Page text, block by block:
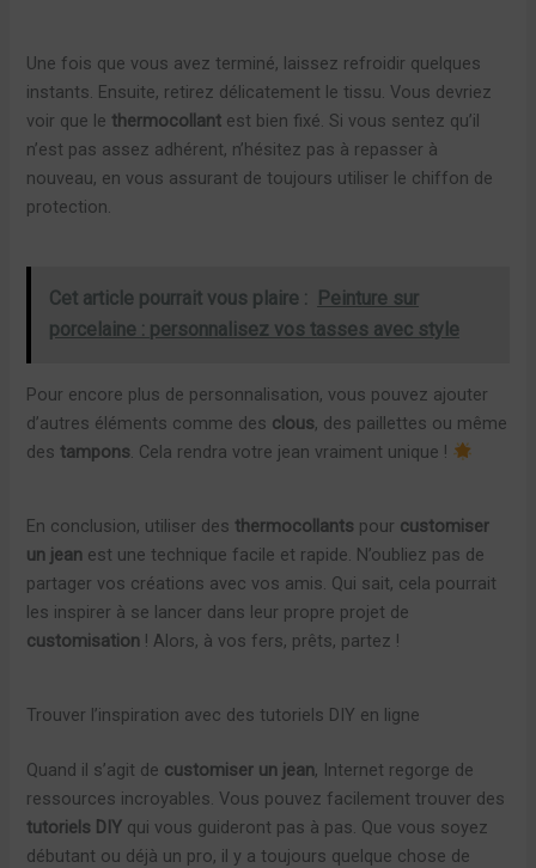
Une fois que vous avez terminé, laissez refroidir quelques
instants. Ensuite, retirez délicatement le tissu. Vous devriez
voir que lethermocollant est bien fixé. Si vous sentez qu’il
n’est pas assez adhérent, n’hésitez pas à repasser à
nouveau, en vous assurant de toujours utiliser le chiffon de
protection.
Cet article pourrait vous plaire :
Peinture sur
porcelaine : personnalisez vos tasses avec style
Pour encore plus de personnalisation, vous pouvez ajouter
d’autres éléments comme des clous, des paillettes ou même
destampons. Cela rendra votre jean vraiment unique !
En conclusion, utiliser desthermocollants pour customiser
un jean est une technique facile et rapide. N’oubliez pas de
partager vos créations avec vos amis. Qui sait, cela pourrait
les inspirer à se lancer dans leur propre projet de
customisation ! Alors, à vos fers, prêts, partez !
Trouver l’inspiration avec des tutoriels DIY en ligne
Quand il s’agit de customiser un jean, Internet regorge de
ressources incroyables. Vous pouvez facilement trouver des
tutoriels DIY qui vous guideront pas à pas. Que vous soyez
débutant ou déjà un pro, il y a toujours quelque chose de